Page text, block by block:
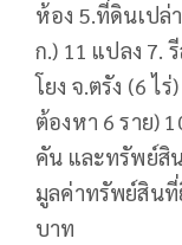
ห้อง 5.ที่ดินเปล่
ก.) 11 แปลง 7.
โยง จ.ตรัง (6
ต้องหา 6 ราย)
คัน และทรัพย์สิ
มูลค่าทรัพย์สินที่
บาท